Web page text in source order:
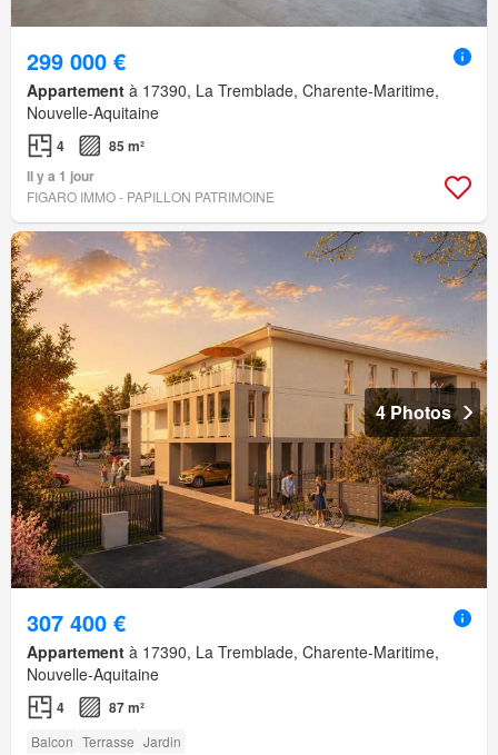
299 000 €
Appartement à 17390, La Tremblade, Charente-Maritime,
Nouvelle-Aquitaine
4
85 m²
Il y a 1 jour
FIGARO IMMO - PAPILLON PATRIMOINE
4 Photos
307 400 €
Appartement à 17390, La Tremblade, Charente-Maritime,
Nouvelle-Aquitaine
4 87 m²
Balcon Terrasse Jardin